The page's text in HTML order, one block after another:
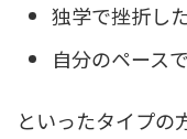
独学で挫折し
自分のペース
といったタイプの